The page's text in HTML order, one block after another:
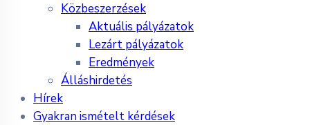
Közbeszerzések
Aktuális pályázatok
Lezárt pályázatok
Eredmények
Álláshirdetés
Hírek
Gyakran ismételt kérdések